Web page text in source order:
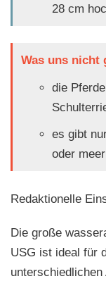
28 cm
Was uns nicht
die
es gibt
oder
Redaktionelle
Die große
USG ist ideal für